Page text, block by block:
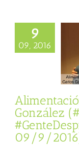
9
09, 2016
infantil, con
González
González
09/9/